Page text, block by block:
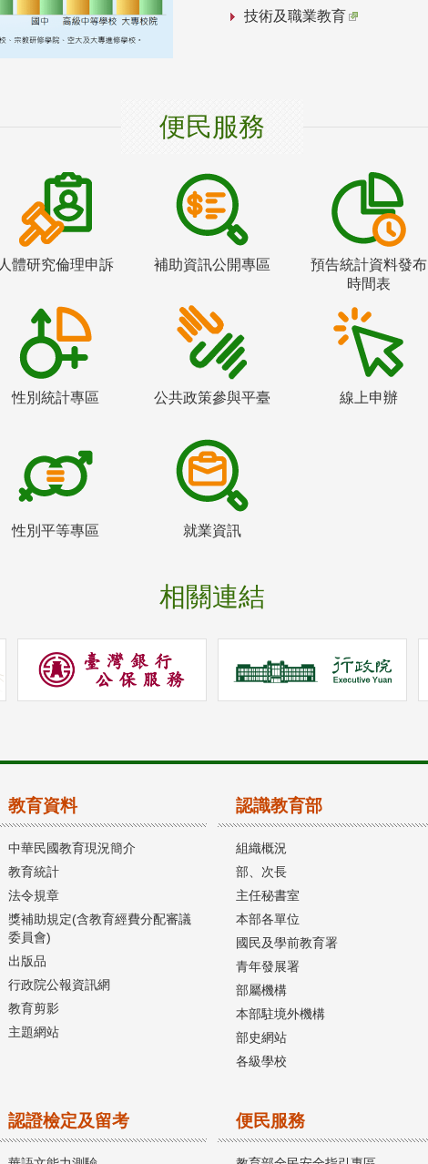
技術及職業教育
便民服務
人體研究倫理申訴 補助資訊公開專區
預告統計資料發布
時間表
性別統計專區 公共政策參與平臺 線上申辦
性別平等專區 就業資訊
相關連結
教育資料
中華民國教育現況簡介
教育統計
法令規章
獎補助規定(含教育經費分配審議
委員會)
出版品
行政院公報資訊網
教育剪影
主題網站
認識教育部
組織概況
部、次長
主任秘書室
本部各單位
國民及學前教育署
青年發展署
部屬機構
本部駐境外機構
部史網站
各級學校
認證檢定及留考 便民服務